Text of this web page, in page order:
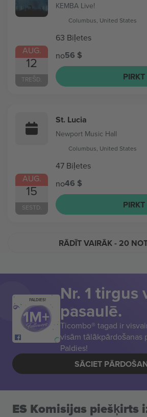
AUG.
12
TREŠD.
KEMBA Live!
Columbus, United States
63 Biļetes
no56 $
PIRKT
AUG.
15
SESTD.
St. Lucia
Newport Music Hall
Columbus, United States
47 Biļetes
no46 $
PIRKT
RĀDĪT VAIRĀK- 20
PALDIES! Nr. 1 tirgus
pasaulē.
Ticombo® tagad ir
visām tālākpārdošanas
Paldies!
SĀCIET
ES Komisijas piešķirts